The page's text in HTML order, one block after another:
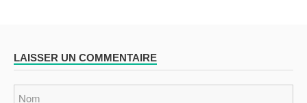
LAISSER UN COMMENTAIRE